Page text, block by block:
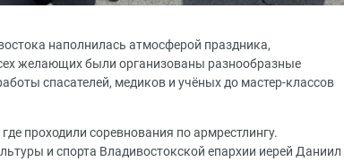
наполнилась атмосферой праздника,
желающих были организованы разнообразные
спасателей, медиков и учёных до мастер-классов
проходили соревнования по армрестлингу.
и спорта Владивостокской епархии иерей Даниил